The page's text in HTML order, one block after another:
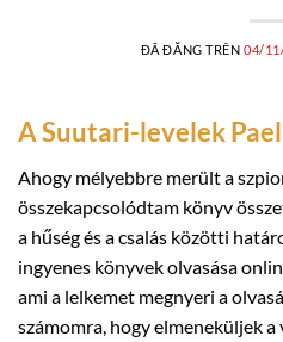
ĐÃ ĐĂNG TRÊN04/
A Suutari-levelek
Ahogy mélyebbre merült a
összekapcsolódtam könyv
a hűség és a csalás közötti
ingyenes könyvek olvasása
ami a lelkemet megnyeri a
számomra, hogy elmeneküljek a